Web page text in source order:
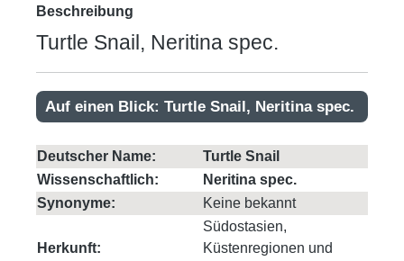
Beschreibung
Turtle Snail, Neritina spec.
Auf einen Blick: Turtle Snail, Neritina spec.
Deutscher Name:
Turtle Snail
Wissenschaftlich:
Neritina spec.
Synonyme:
Keine bekannt
Herkunft:
Südostasien,
Küstenregionen und